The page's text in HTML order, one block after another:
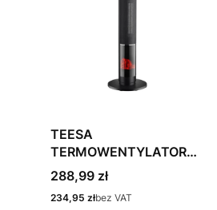
TEESA
TERMOWENTYLATOR
KOLUMNOWY Z
FUNKCJĄ KOMINKA
Cena
288,99 zł
Cena
234,95 złbez VAT